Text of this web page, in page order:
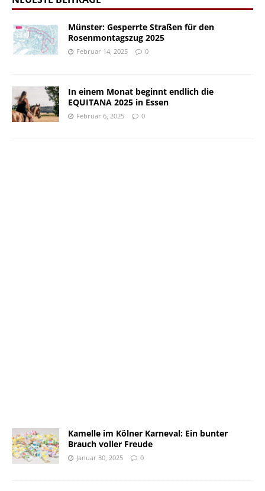
Münster: Gesperrte Straßen für den
Rosenmontagszug 2025
Februar 14, 2025 0
In einem Monat beginnt endlich die
EQUITANA 2025 in Essen
Februar 6, 2025 0
Kamelle im Kölner Karneval: Ein bunter
Brauch voller Freude
Januar 30, 2025 0